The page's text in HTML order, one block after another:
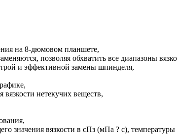
на 8-дюмовом планшете,
позволяя обхватить все диапазоны
и эффективной замены шпинделя,
нетекучих веществ,
значения вязкости в сПз (мПа ? с), температуры